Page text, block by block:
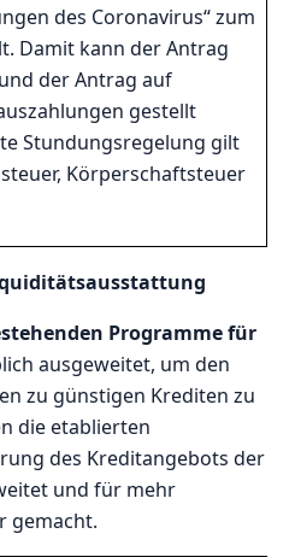
des Coronavirus“ zum
Damit kann der Antrag
der Antrag auf
gestellt
Stundungsregelung gilt
Körperschaftsteuer
Programme für
ausgeweitet, um den
zu günstigen Krediten zu
die etablierten
des Kreditangebots der
und für mehr
gemacht.